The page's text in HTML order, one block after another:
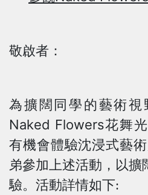
敬啟者：
為擴闊同學的藝術
Naked Flowers花舞
有機會體驗沈浸式藝
弟參加上述活動，以擴
驗。活動詳情如下: